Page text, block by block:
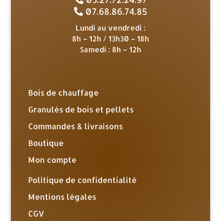
07.68.86.74.85
Lundi au vendredi :
8h – 12h / 13h30 – 18h
Samedi : 8h – 12h
Bois de chauffage
Granulés de bois et pellets
Commandes & livraisons
Boutique
Mon compte
Politique de confidentialité
Mentions légales
CGV